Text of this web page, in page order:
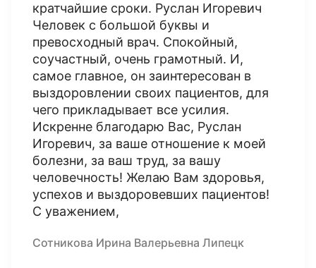
кратчайшие сроки. Руслан Игоревич
Человек с большой буквы и
превосходный врач. Спокойный,
соучастный, очень грамотный. И,
самое главное, он заинтересован в
выздоровлении своих пациентов, для
чего прикладывает все усилия.
Искренне благодарю Вас, Руслан
Игоревич, за ваше отношение к моей
болезни, за ваш труд, за вашу
человечность! Желаю Вам здоровья,
успехов и выздоровевших пациентов!
С уважением,
Сотникова Ирина Валерьевна Липецк